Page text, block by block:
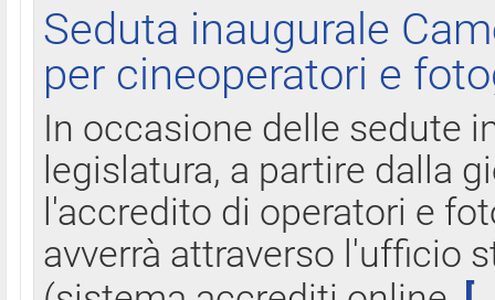
Seduta inaugurale
per cineoperatori e
In occasione delle sedute
legislatura, a partire dalla
l'accredito di operatori e
avverrà attraverso l'ufficio